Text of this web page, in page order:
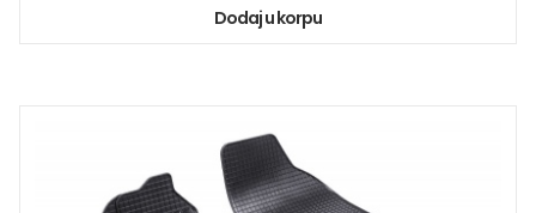
Dodaj u korpu